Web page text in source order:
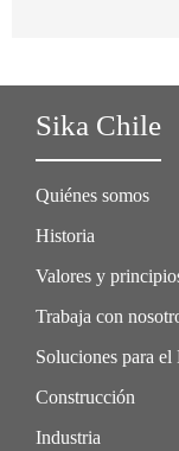
Sika Chile
Quiénes somos
Historia
Valores y
Trabaja con
Soluciones para el
Construcción
Industria